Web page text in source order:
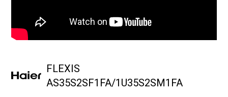
FLEXIS
AS35S2SF1FA/1U35S2SM1FA